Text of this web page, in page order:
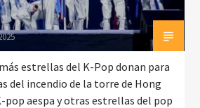
estrellas del K-Pop donan para
del incendio de la torre de Hong
pop aespa y otras estrellas del pop